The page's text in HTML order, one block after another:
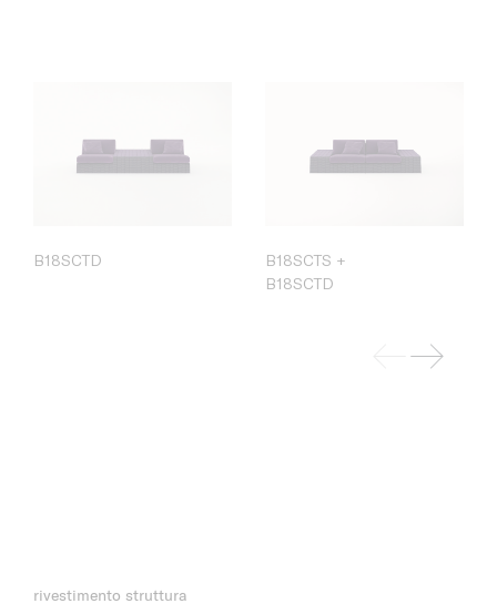
B18SCTD
B18SCTS +
B18SCTD
rivestimento struttura